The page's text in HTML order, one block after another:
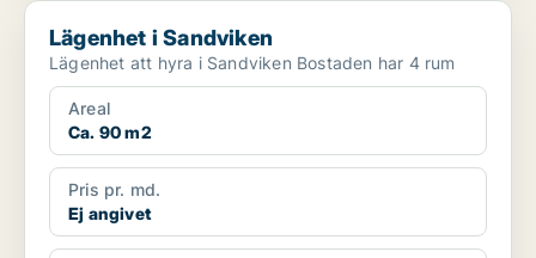
Lägenhet i Sandviken
Lägenhet i Sandviken
Lägenhet att hyra i Sandviken Bostaden har 4 rum
Areal
Ca. 90 m2
Pris pr. md.
Ej angivet